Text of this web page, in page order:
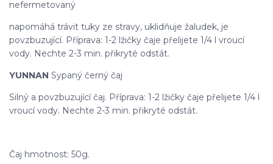
nefermetovaný
napomáhá trávit tuky ze stravy, uklidňuje žaludek, je
povzbuzující. Příprava: 1-2 lžičky čaje přelijete 1/4 l vroucí
vody. Nechte 2-3 min. přikryté odstát.
YUNNAN Sypaný černý čaj
Silný a povzbuzující čaj. Příprava: 1-2 lžičky čaje přelijete 1/4 l
vroucí vody. Nechte 2-3 min. přikryté odstát.
Čaj hmotnost: 50g.